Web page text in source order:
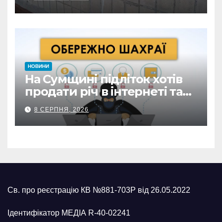
замкнені двері
НОВИНИ
На Сумщині підліток хотів
продати річ в інтернеті та
втратив 39,2 тис. грн з
карток матері
8 СЕРПНЯ, 2026
Св. про реєстрацію КВ №881-703Р від 26.05.2022
Ідентифікатор МЕДІА R-40-02241